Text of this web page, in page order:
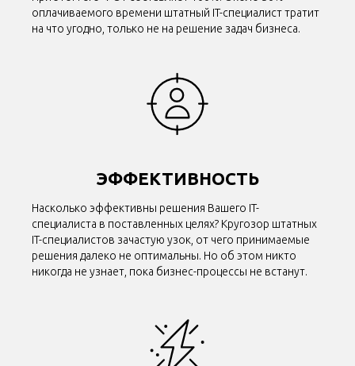
оплачиваемого времени штатный IT-специалист тратит
на что угодно, только не на решение задач бизнеса.
ЭФФЕКТИВНОСТЬ
Насколько эффективны решения Вашего IT-
специалиста в поставленных целях? Кругозор штатных
IT-специалистов зачастую узок, от чего принимаемые
решения далеко не оптимальны. Но об этом никто
никогда не узнает, пока бизнес-процессы не встанут.